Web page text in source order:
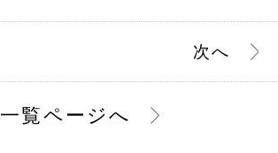
次へ
一覧ページへ